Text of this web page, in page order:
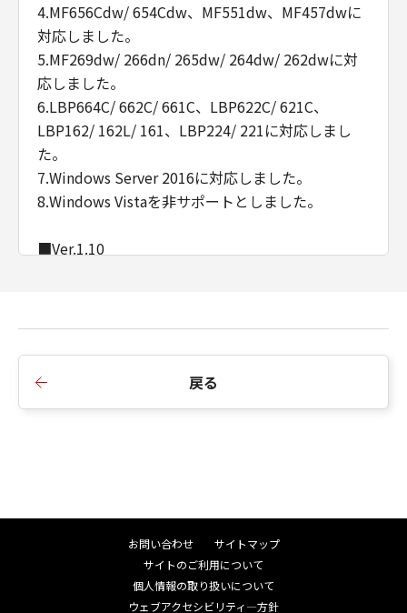
4.MF656Cdw/ 654Cdw、MF551dw、MF457dwに
対応しました。
5.MF269dw/ 266dn/ 265dw/ 264dw/ 262dwに対
応しました。
6.LBP664C/ 662C/ 661C、LBP622C/ 621C、
LBP162/ 162L/ 161、LBP224/ 221に対応しまし
た。
7.Windows Server 2016に対応しました。
8.Windows Vistaを非サポートとしました。
■Ver.1.10
戻る
お問い合わせ
サイトマップ
サイトのご利用について
個人情報の取り扱いについて
ウェブアクセシビリティ―方針